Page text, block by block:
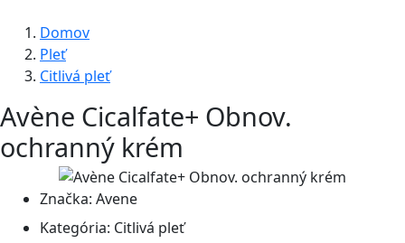
Domov
Pleť
Citlivá pleť
Avène Cicalfate+ Obnov.
ochranný krém
Značka: Avene
Kategória: Citlivá pleť